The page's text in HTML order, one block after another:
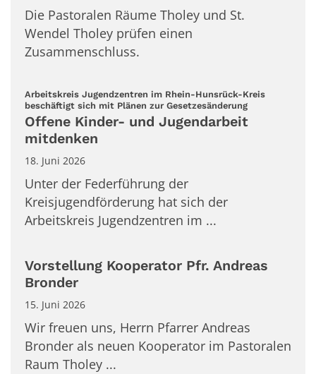
Die Pastoralen Räume Tholey und St.
Wendel Tholey prüfen einen
Zusammenschluss.
Arbeitskreis Jugendzentren im Rhein-Hunsrück-Kreis
beschäftigt sich mit Plänen zur Gesetzesänderung
Offene Kinder- und Jugendarbeit
mitdenken
18. Juni 2026
Unter der Federführung der
Kreisjugendförderung hat sich der
Arbeitskreis Jugendzentren im ...
Vorstellung Kooperator Pfr. Andreas
Bronder
15. Juni 2026
Wir freuen uns, Herrn Pfarrer Andreas
Bronder als neuen Kooperator im Pastoralen
Raum Tholey ...